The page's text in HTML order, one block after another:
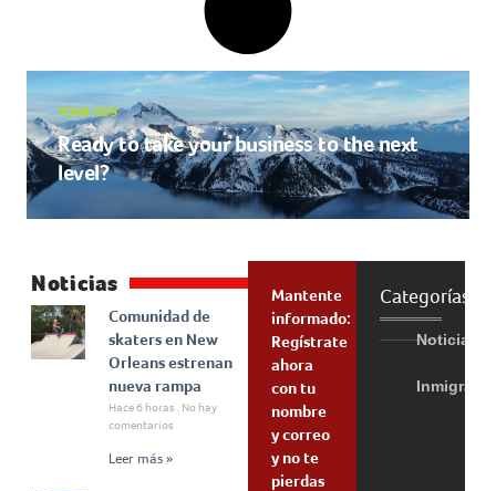
YOUR ADS
Ready to take your business to the next
level?
Noticias
Comunidad de
skaters en New
Orleans estrenan
nueva rampa
Hace 6 horas
No hay
comentarios
Leer más »
Mantente
informado:
Regístrate
ahora
con tu
nombre
y correo
y no te
pierdas
Categorías
Noticias